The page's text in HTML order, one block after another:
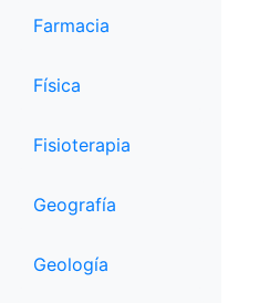
Farmacia
Física
Fisioterapia
Geografía
Geología